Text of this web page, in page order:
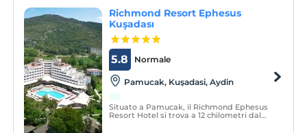
Richmond Resort Ephesus
Kuşadası
Normale
5.8
Pamucak, Kuşadasi, Aydin
Situato a Pamucak, il Richmond Ephesus
Resort Hotel si trova a 12 chilometri dal